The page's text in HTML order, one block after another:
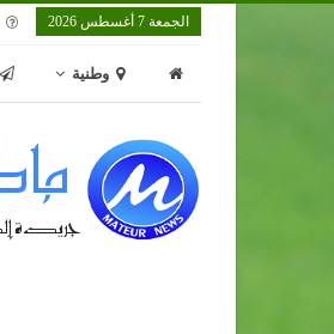
الجمعة 7 أغسطس 2026
وطنية